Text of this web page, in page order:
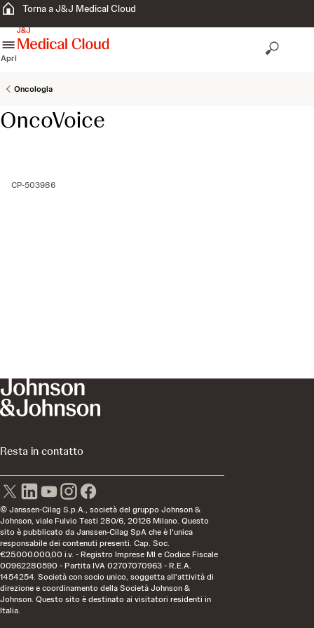
Torna a J&J Medical Cloud
Apri
Oncologia
OncoVoice
CP-503986
Resta in contatto
© Janssen-Cilag S.p.A., società del gruppo Johnson &
Johnson, viale Fulvio Testi 280/6, 20126 Milano. Questo
sito è pubblicato da Janssen-Cilag SpA che è l'unica
responsabile dei contenuti presenti. Cap. Soc.
€25.000.000,00 i.v. - Registro Imprese MI e Codice Fiscale
00962280590 - Partita IVA 02707070963 - R.E.A.
1454254. Società con socio unico, soggetta all'attività di
direzione e coordinamento della Società Johnson &
Johnson. Questo sito è destinato ai visitatori residenti in
Italia.